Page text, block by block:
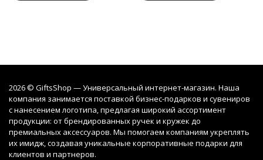
2026 © GiftsShop — Универсальный интернет-магазин. Наша
компания занимается поставкой бизнес-подарков и сувениров
с нанесением логотипа, предлагая широкий ассортимент
продукции: от брендированных ручек и кружек до
премиальных аксессуаров. Мы помогаем компаниям укреплять
их имидж, создавая уникальные корпоративные подарки для
клиентов и партнеров.